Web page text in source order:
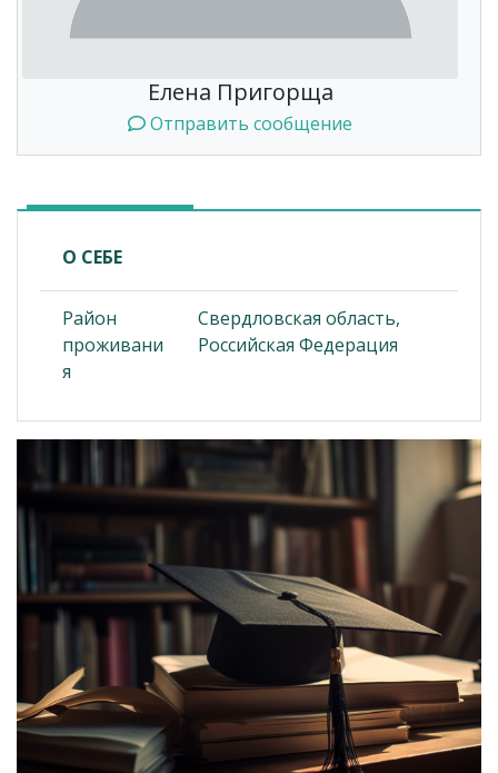
Елена Пригорща
Отправить сообщение
О СЕБЕ
Район
проживани
я
Свердловская область,
Российская Федерация